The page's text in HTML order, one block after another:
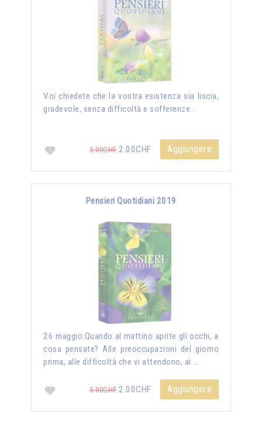
Voi chiedete che la vostra esistenza sia liscia,
gradevole, senza difficoltà e sofferenze...
5.00CHF2.00CHF Aggiungere
Pensieri Quotidiani 2019
26 maggio:Quando al mattino aprite gli occhi, a
cosa pensate? Alle preoccupazioni del giorno
prima, alle difficoltà che vi attendono, ai …
5.00CHF2.00CHF Aggiungere